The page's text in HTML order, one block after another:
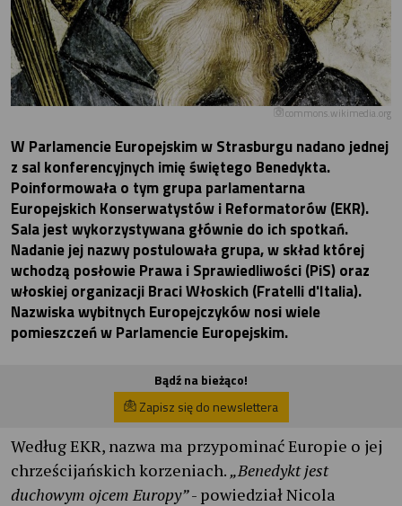
commons.wikimedia.org
W Parlamencie Europejskim w Strasburgu nadano jednej
z sal konferencyjnych imię świętego Benedykta.
Poinformowała o tym grupa parlamentarna
Europejskich Konserwatystów i Reformatorów (EKR).
Sala jest wykorzystywana głównie do ich spotkań.
Nadanie jej nazwy postulowała grupa, w skład której
wchodzą posłowie Prawa i Sprawiedliwości (PiS) oraz
włoskiej organizacji Braci Włoskich (Fratelli d'Italia).
Nazwiska wybitnych Europejczyków nosi wiele
pomieszczeń w Parlamencie Europejskim.
Bądź na bieżąco!
Zapisz się do newslettera
Według EKR, nazwa ma przypominać Europie o jej
chrześcijańskich korzeniach. „Benedykt jest
duchowym ojcem Europy”- powiedział Nicola